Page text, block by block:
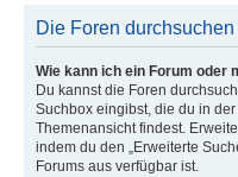
Die Foren durchsuchen
Wie kann ich ein Forum oder
Du kannst die Foren
Suchbox eingibst, die du in
Themenansicht findest.
indem du den „Erweiterte
Forums aus verfügbar ist.